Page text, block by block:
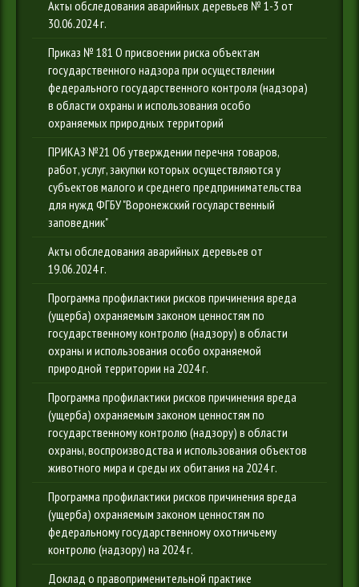
Акты обследования аварийных деревьев № 1-3 от
30.06.2024 г.
Приказ № 181 О присвоении риска объектам
государственного надзора при осуществлении
федерального государственного контроля (надзора)
в области охраны и использования особо
охраняемых природных территорий
ПРИКАЗ №21 Об утверждении перечня товаров,
работ, услуг, закупки которых осуществляются у
субъектов малого и среднего предпринимательства
для нужд ФГБУ "Воронежский госуларственный
заповедник"
Акты обследования аварийных деревьев от
19.06.2024 г.
Программа профилактики рисков причинения вреда
(ущерба) охраняемым законом ценностям по
государственному контролю (надзору) в области
охраны и использования особо охраняемой
природной территории на 2024 г.
Программа профилактики рисков причинения вреда
(ущерба) охраняемым законом ценностям по
государственному контролю (надзору) в области
охраны, воспроизводства и использования объектов
животного мира и среды их обитания на 2024 г.
Программа профилактики рисков причинения вреда
(ущерба) охраняемым законом ценностям по
федеральному государственному охотничьему
контролю (надзору) на 2024 г.
Доклад о правоприменительной практике